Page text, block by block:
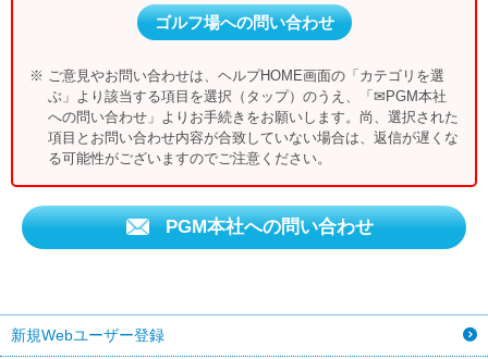
ゴルフ場への問い合わせ
※ ご意見やお問い合わせは、ヘルプHOME画面の「カテゴリを選
ぶ」より該当する項目を選択（タップ）のうえ、「✉PGM本社
への問い合わせ」よりお手続きをお願いします。尚、選択された
項目とお問い合わせ内容が合致していない場合は、返信が遅くな
る可能性がございますのでご注意ください。
PGM本社への問い合わせ
新規Webユーザー登録